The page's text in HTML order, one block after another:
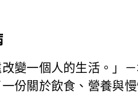
改變一個人的生活。」
份關於飲食、營養與